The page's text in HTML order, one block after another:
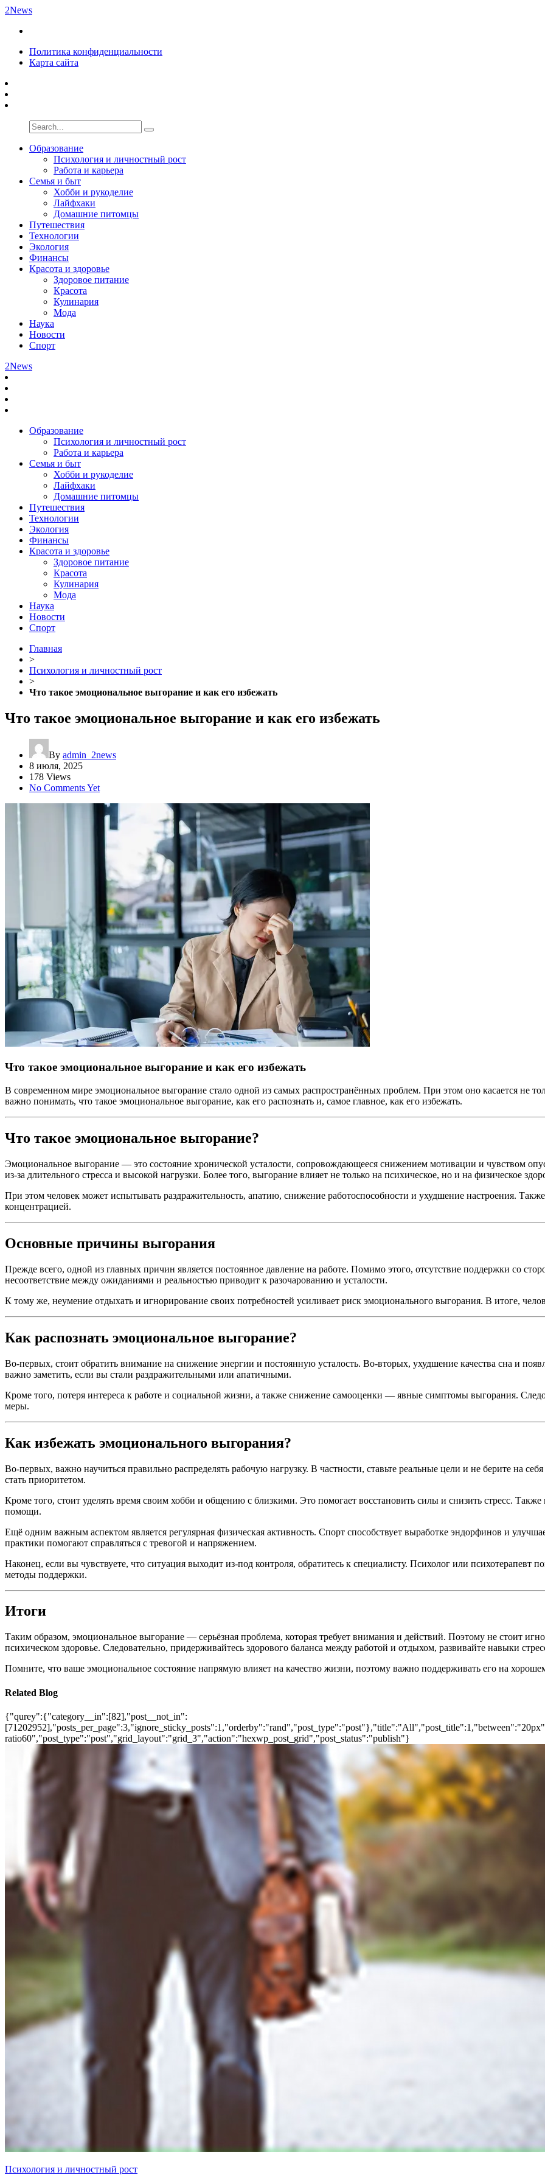
2News
Политика конфиденциальности
Карта сайта
Образование
Психология и личностный рост
Работа и карьера
Семья и быт
Хобби и рукоделие
Лайфхаки
Домашние питомцы
Путешествия
Технологии
Экология
Финансы
Красота и здоровье
Здоровое питание
Красота
Кулинария
Мода
Наука
Новости
Спорт
2News
Образование
Психология и личностный рост
Работа и карьера
Семья и быт
Хобби и рукоделие
Лайфхаки
Домашние питомцы
Путешествия
Технологии
Экология
Финансы
Красота и здоровье
Здоровое питание
Красота
Кулинария
Мода
Наука
Новости
Спорт
Главная
>
Психология и личностный рост
>
Что такое эмоциональное выгорание и как его избежать
Что такое эмоциональное выгорание и как его избежать
By admin_2news
8 июля, 2025
178 Views
No Comments Yet
Что такое эмоциональное выгорание и как его избежать
В современном мире эмоциональное выгорание стало одной из самых распространённых проблем. При этом оно касается не
важно понимать, что такое эмоциональное выгорание, как его распознать и, самое главное, как его избежать.
Что такое эмоциональное выгорание?
Эмоциональное выгорание — это состояние хронической усталости, сопровождающееся снижением мотивации и чувством
из-за длительного стресса и высокой нагрузки. Более того, выгорание влияет не только на психическое, но и на физическое
При этом человек может испытывать раздражительность, апатию, снижение работоспособности и ухудшение настроения.
концентрацией.
Основные причины выгорания
Прежде всего, одной из главных причин является постоянное давление на работе. Помимо этого, отсутствие поддержки со
несоответствие между ожиданиями и реальностью приводит к разочарованию и усталости.
К тому же, неумение отдыхать и игнорирование своих потребностей усиливает риск эмоционального выгорания. В итоге,
Как распознать эмоциональное выгорание?
Во-первых, стоит обратить внимание на снижение энергии и постоянную усталость. Во-вторых, ухудшение качества сна и
важно заметить, если вы стали раздражительными или апатичными.
Кроме того, потеря интереса к работе и социальной жизни, а также снижение самооценки — явные симптомы выгорания.
меры.
Как избежать эмоционального выгорания?
Во-первых, важно научиться правильно распределять рабочую нагрузку. В частности, ставьте реальные цели и не берите на
стать приоритетом.
Кроме того, стоит уделять время своим хобби и общению с близкими. Это помогает восстановить силы и снизить стресс. Также
помощи.
Ещё одним важным аспектом является регулярная физическая активность. Спорт способствует выработке эндорфинов и
практики помогают справляться с тревогой и напряжением.
Наконец, если вы чувствуете, что ситуация выходит из-под контроля, обратитесь к специалисту. Психолог или психотерапевт
методы поддержки.
Итоги
Таким образом, эмоциональное выгорание — серьёзная проблема, которая требует внимания и действий. Поэтому не стоит
психическом здоровье. Следовательно, придерживайтесь здорового баланса между работой и отдыхом, развивайте навыки
Помните, что ваше эмоциональное состояние напрямую влияет на качество жизни, поэтому важно поддерживать его на
Related Blog
{"qurey":{"category__in":[82],"post__not_in":
ratio60","post_type":"post","grid_layout":"grid_3","action":"hexwp_post_grid","post_status":"publish"}
Психология и личностный рост